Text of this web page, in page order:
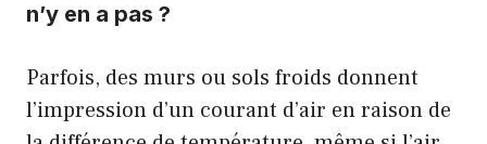
n’y en a pas ?
Parfois, des murs ou sols froids donnent
l’impression d’un courant d’air en raison de